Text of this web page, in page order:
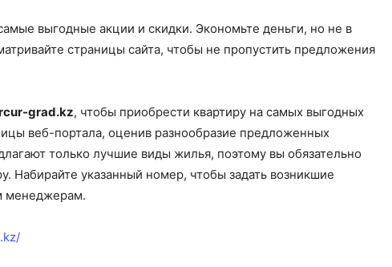
выгодные акции и скидки. Экономьте деньги, но не в
страницы сайта, чтобы не пропустить предложения
grad.kz, чтобы приобрести квартиру на самых выгодных
веб-портала, оценив разнообразие предложенных
только лучшие виды жилья, поэтому вы обязательно
Набирайте указанный номер, чтобы задать возникшие
менеджерам.